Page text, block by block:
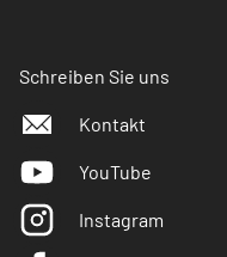
Schreiben Sie uns
Kontakt
YouTube
Instagram